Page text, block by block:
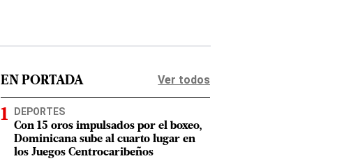
EN PORTADA Ver todos
DEPORTES
Con 15 oros impulsados por el boxeo,
Dominicana sube al cuarto lugar en
los Juegos Centrocaribeños